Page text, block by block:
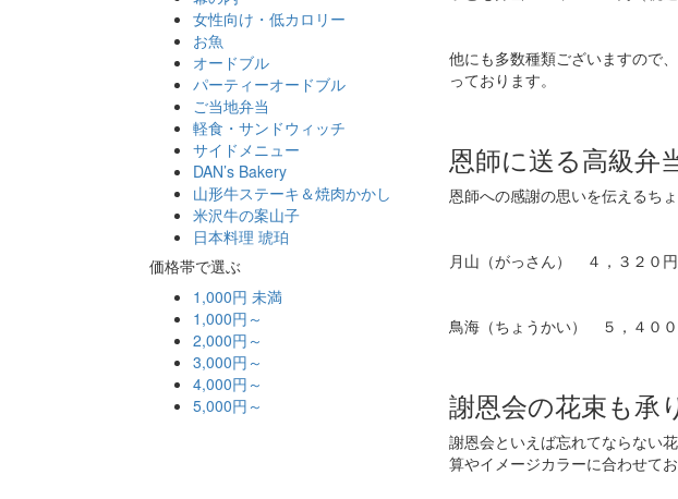
他にも多数種類ございますので
っております。
恩師に送る高級弁
恩師への感謝の思いを伝えるち
月山（がっさん） ４，３２０円
鳥海（ちょうかい） ５，４００
謝恩会の花束も承
謝恩会といえば忘れてならない
算やイメージカラーに合わせて
女性向け・低カロリー
お魚
オードブル
パーティーオードブル
ご当地弁当
軽食・サンドウィッチ
サイドメニュー
DAN’s Bakery
山形牛ステーキ＆焼肉かかし
米沢牛の案山子
日本料理 琥珀
価格帯で選ぶ
1,000円 未満
1,000円～
2,000円～
3,000円～
4,000円～
5,000円～